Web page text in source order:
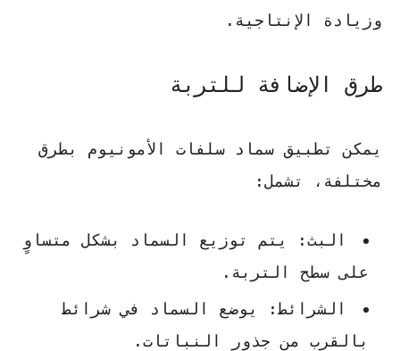
وزيادة الإنتاجية.
طرق الإضافة للتربة
يمكن تطبيق سماد سلفات الأمونيوم بطرق
مختلفة، تشمل:
البث: يتم توزيع السماد بشكل متساوٍ
على سطح التربة.
الشرائط: يوضع السماد في شرائط
بالقرب من جذور النباتات.